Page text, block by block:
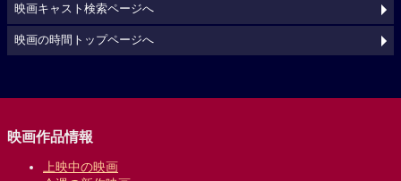
映画キャスト検索ページへ
映画の時間トップページへ
映画作品情報
上映中の映画